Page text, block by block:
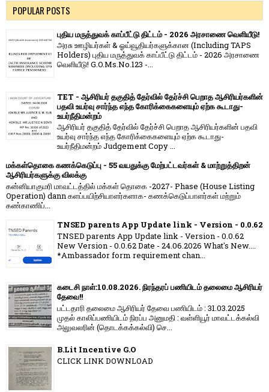
POPULAR POSTS
புதிய மருத்துவக் காப்பீட்டு திட்டம் - 2026 அரசாணை வெளியீடு!
அரசு ஊழியர்கள் & ஓய்வூதியர்களுக்கான (Including TAPS
Holders) புதிய மருத்துவக் காப்பீட்டு திட்டம் - 2026 அரசாணை
வெளியீடு! G.O.Ms.No.123 -...
TET - ஆசிரியர் தகுதித் தேர்வில் தேர்ச்சி பெறாத ஆசிரியர்களின்
பதவி உயர்வு சார்ந்த எந்த கோரிக்கைகளையும் ஏற்க கூடாது-
உயர்நீதிமன்றம்
ஆசிரியர் தகுதித் தேர்வில் தேர்ச்சி பெறாத ஆசிரியர்களின் பதவி
உயர்வு சார்ந்த எந்த கோரிக்கைகளையும் ஏற்க கூடாது-
உயர்நீதிமன்றம் Judgement Copy ...
மக்கள்தொகை கணக்கெடுப்பு - 55 வயதுக்கு மேற்பட்டவர்கள் & மாற்றுத்திறன்
ஆசிரியர்களுக்கு விலக்கு
கன்னியாகுமரி மாவட்டத்தில் மக்கள் தொகை -2027- Phase (House Listing
Operation) dann களப்பயிற்சியாளர்களாக- கணக்கெடுப்பாளர்கள் மற்றும்
கண்காணிப்...
TNSED parents App Update link - Version - 0.0.62
TNSED parents App Update link - Version - 0.0.62
New Version - 0.0.62 Date - 24.06.2026 What's New....
*Ambassador form requirement chan...
கடைசி நாள்:10.08.2026. நிரந்தரப் பணியிடம் தலைமை ஆசிரியர்
தேவை!!
பட்டதாரி தலைமை ஆசிரியர் தேவை பணியிடம் : 31.03.2025
முதல் காலிப்பணியிடம் நிரப்ப அனுமதி : வள்ளியூர் மாவட்டக்கல்வி
அலுவலரின் (தொடக்கக்கல்வி) செ...
B.Lit Incentive G.O
CLICK LINK DOWNLOAD